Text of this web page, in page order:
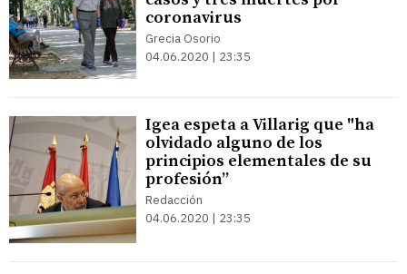
coronavirus
Grecia Osorio
04.06.2020 | 23:35
Igea espeta a Villarig que "ha
olvidado alguno de los
principios elementales de su
profesión”
Redacción
04.06.2020 | 23:35